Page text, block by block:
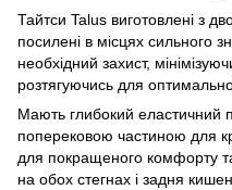
Тайтси Talus виготовлені з
посилені в місцях сильного
необхідний захист,
розтягуючись для
Мають глибокий еластичний
поперековою частиною для
для покращеного комфорту
на обох стегнах і задня